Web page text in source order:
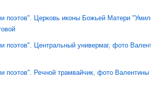
поэтов". Церковь иконы Божьей Матери
поэтов". Центральный универмаг, фото
поэтов". Речной трамвайчик, фото Валентины